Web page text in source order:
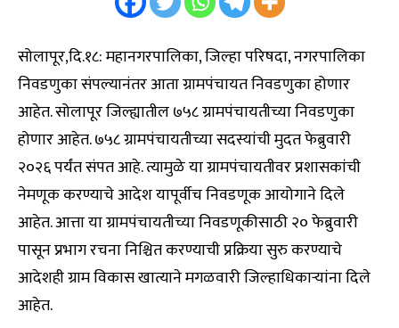
सोलापूर,दि.१८: महानगरपालिका, जिल्हा परिषदा, नगरपालिका
निवडणुका संपल्यानंतर आता ग्रामपंचायत निवडणुका होणार
आहेत. सोलापूर जिल्ह्यातील ७५८ ग्रामपंचायतीच्या निवडणुका
होणार आहेत. ७५८ ग्रामपंचायतीच्या सदस्यांची मुदत फेब्रुवारी
२०२६ पर्यंत संपत आहे. त्यामुळे या ग्रामपंचायतीवर प्रशासकांची
नेमणूक करण्याचे आदेश यापूर्वीच निवडणूक आयोगाने दिले
आहेत. आत्ता या ग्रामपंचायतीच्या निवडणूकीसाठी २० फेब्रुवारी
पासून प्रभाग रचना निश्चित करण्याची प्रक्रिया सुरु करण्याचे
आदेशही ग्राम विकास खात्याने मगळवारी जिल्हाधिकाऱ्यांना दिले
आहेत.